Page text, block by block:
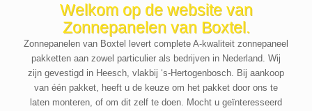
Welkom op de website van
Zonnepanelen van Boxtel.
Zonnepanelen van Boxtel levert complete A-kwaliteit zonnepaneel
pakketten aan zowel particulier als bedrijven in Nederland. Wij
zijn gevestigd in Heesch, vlakbij ‘s-Hertogenbosch. Bij aankoop
van één pakket, heeft u de keuze om het pakket door ons te
laten monteren, of om dit zelf te doen. Mocht u geïnteresseerd